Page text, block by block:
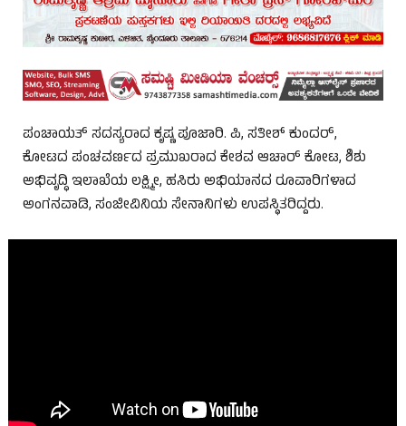
ಪಂಚಾಯತ್ ಸದಸ್ಯರಾದ ಕೃಷ್ಣ ಪೂಜಾರಿ. ಪಿ, ಸತೀಶ್ ಕುಂದರ್,
ಕೋಟದ ಪಂಚವರ್ಣದ ಪ್ರಮುಖರಾದ ಕೇಶವ ಆಚಾರ್ ಕೋಟ, ಶಿಶು
ಅಭಿವೃದ್ಧಿ ಇಲಾಖೆಯ ಲಕ್ಷ್ಮೀ, ಹಸಿರು ಅಭಿಯಾನದ ರೂವಾರಿಗಳಾದ
ಅಂಗನವಾಡಿ, ಸಂಜೀವಿನಿಯ ಸೇನಾನಿಗಳು ಉಪಸ್ಥಿತರಿದ್ದರು.